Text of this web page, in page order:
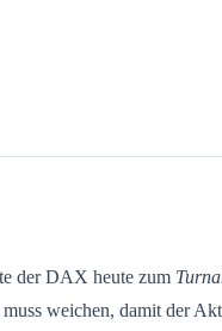
der DAX heute zum
weichen, damit der